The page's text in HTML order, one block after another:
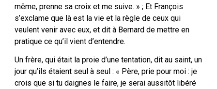
même, prenne sa croix et me suive. » ; Et François
s’exclame que là est la vie et la règle de ceux qui
veulent venir avec eux, et dit à Bernard de mettre en
pratique ce qu’il vient d’entendre.
Un frère, qui était la proie d’une tentation, dit au saint, un
jour qu’ils étaient seul à seul : « Père, prie pour moi : je
crois que si tu daignes le faire, je serai aussitôt libéré